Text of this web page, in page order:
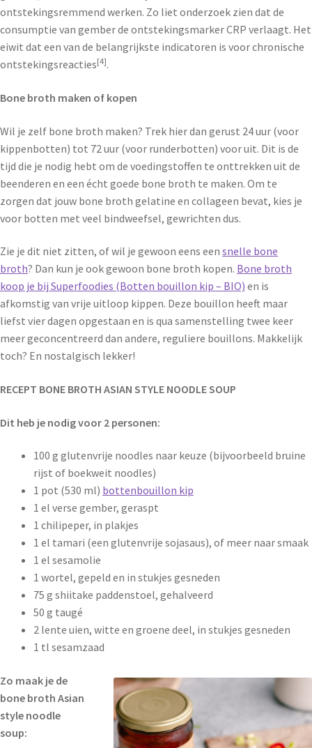
ontstekingsremmend werken. Zo liet onderzoek zien dat de
consumptie van gember de ontstekingsmarker CRP verlaagt. Het
eiwit dat een van de belangrijkste indicatoren is voor chronische
ontstekingsreacties[4].
Bone broth maken of kopen
Wil je zelf bone broth maken? Trek hier dan gerust 24 uur (voor
kippenbotten) tot 72 uur (voor runderbotten) voor uit. Dit is de
tijd die je nodig hebt om de voedingstoffen te onttrekken uit de
beenderen en een écht goede bone broth te maken. Om te
zorgen dat jouw bone broth gelatine en collageen bevat, kies je
voor botten met veel bindweefsel, gewrichten dus.
Zie je dit niet zitten, of wil je gewoon eens een snelle bone
broth? Dan kun je ook gewoon bone broth kopen. Bone broth
koop je bij Superfoodies (Botten bouillon kip – BIO) en is
afkomstig van vrije uitloop kippen. Deze bouillon heeft maar
liefst vier dagen opgestaan en is qua samenstelling twee keer
meer geconcentreerd dan andere, reguliere bouillons. Makkelijk
toch? En nostalgisch lekker!
RECEPT BONE BROTH ASIAN STYLE NOODLE SOUP
Dit heb je nodig voor 2 personen:
100 g glutenvrije noodles naar keuze (bijvoorbeeld bruine
rijst of boekweit noodles)
1 pot (530 ml) bottenbouillon kip
1 el verse gember, geraspt
1 chilipeper, in plakjes
1 el tamari (een glutenvrije sojasaus), of meer naar smaak
1 el sesamolie
1 wortel, gepeld en in stukjes gesneden
75 g shiitake paddenstoel, gehalveerd
50 g taugé
2 lente uien, witte en groene deel, in stukjes gesneden
1 tl sesamzaad
Zo maak je de
bone broth Asian
style noodle
soup: